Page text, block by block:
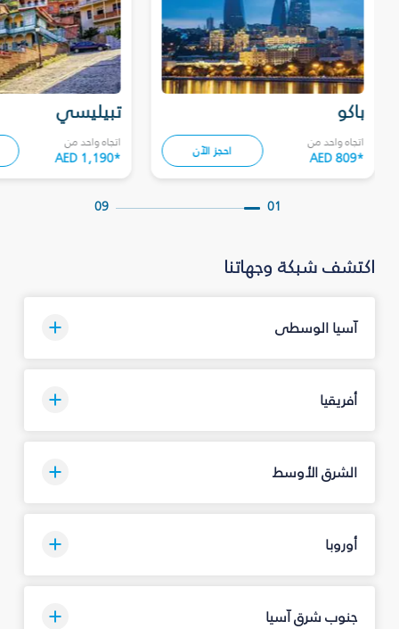
تبيليسي
اتجاه واحد من
AED 1,190*
باكو
اتجاه واحد من
AED 809* احجز الآن
09 01
اكتشف شبكة وجهاتنا
آسيا الوسطى
أفريقيا
الشرق الأوسط
أوروبا
جنوب شرق آسيا